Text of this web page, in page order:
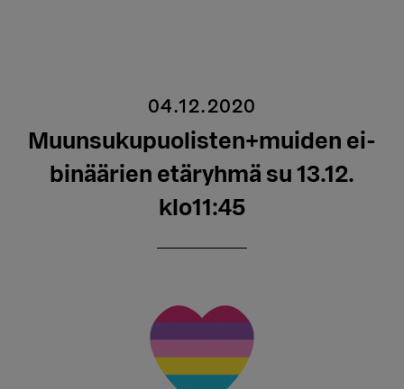
04.12.2020
Muunsukupuolisten+muiden ei-
binäärien etäryhmä su 13.12.
klo11:45